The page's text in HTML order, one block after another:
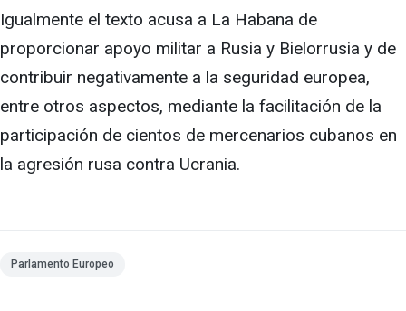
Igualmente el texto acusa a La Habana de
proporcionar apoyo militar a Rusia y Bielorrusia y de
contribuir negativamente a la seguridad europea,
entre otros aspectos, mediante la facilitación de la
participación de cientos de mercenarios cubanos en
la agresión rusa contra Ucrania.
Parlamento Europeo